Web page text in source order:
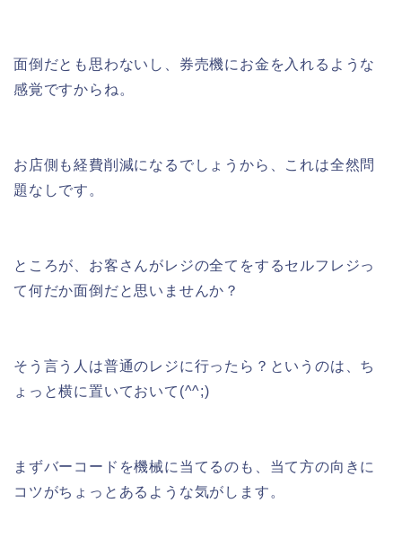
面倒だとも思わないし、券売機にお金を入れるような
感覚ですからね。
お店側も経費削減になるでしょうから、これは全然問
題なしです。
ところが、お客さんがレジの全てをするセルフレジっ
て何だか面倒だと思いませんか？
そう言う人は普通のレジに行ったら？というのは、ち
ょっと横に置いておいて(^^;)
まずバーコードを機械に当てるのも、当て方の向きに
コツがちょっとあるような気がします。